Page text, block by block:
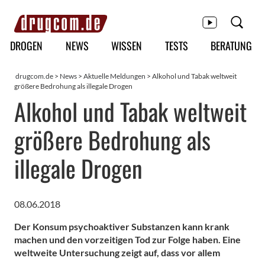
Hauptmenü
DROGEN NEWS WISSEN TESTS BERATUNG
drugcom.de > News > Aktuelle Meldungen > Alkohol und Tabak weltweit
größere Bedrohung als illegale Drogen
Alkohol und Tabak weltweit
größere Bedrohung als
illegale Drogen
08.06.2018
Der Konsum psychoaktiver Substanzen kann krank
machen und den vorzeitigen Tod zur Folge haben. Eine
weltweite Untersuchung zeigt auf, dass vor allem